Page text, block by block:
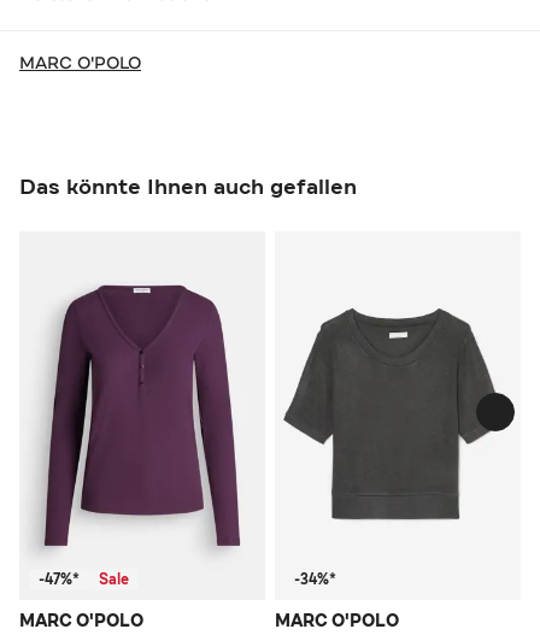
MARC O'POLO
Das könnte Ihnen auch gefallen
-47%* Sale
MARC O'POLO
-34%*
MARC O'POLO